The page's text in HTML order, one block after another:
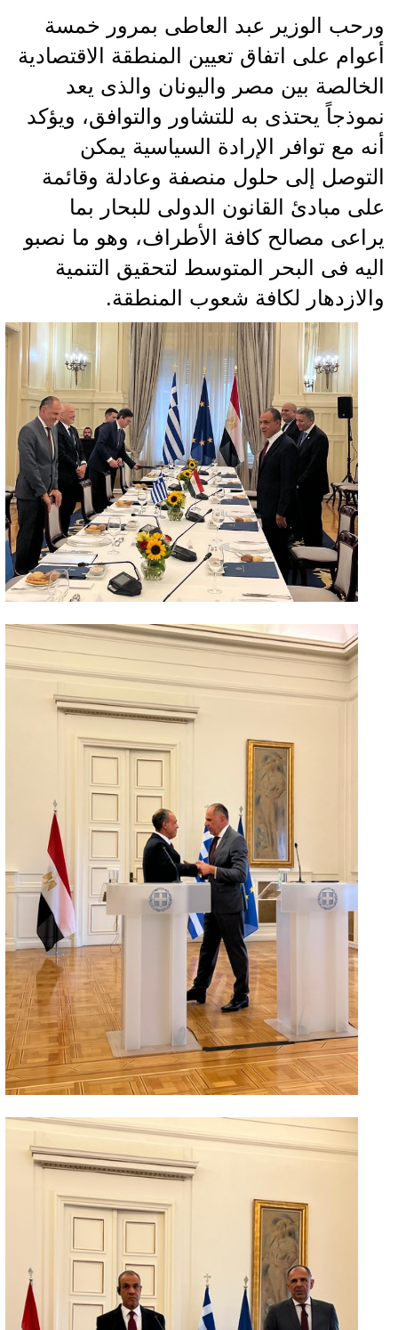
ورحب الوزير عبد العاطى بمرور خمسة
أعوام على اتفاق تعيين المنطقة الاقتصادية
الخالصة بين مصر واليونان والذى يعد
نموذجاً يحتذى به للتشاور والتوافق، ويؤكد
أنه مع توافر الإرادة السياسية يمكن
التوصل إلى حلول منصفة وعادلة وقائمة
على مبادئ القانون الدولى للبحار بما
يراعى مصالح كافة الأطراف، وهو ما نصبو
اليه فى البحر المتوسط لتحقيق التنمية
والازدهار لكافة شعوب المنطقة.